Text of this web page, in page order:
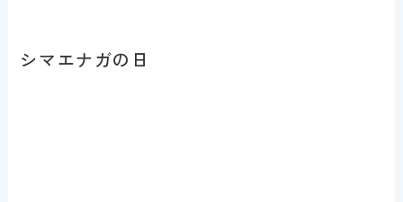
シマエナガの日